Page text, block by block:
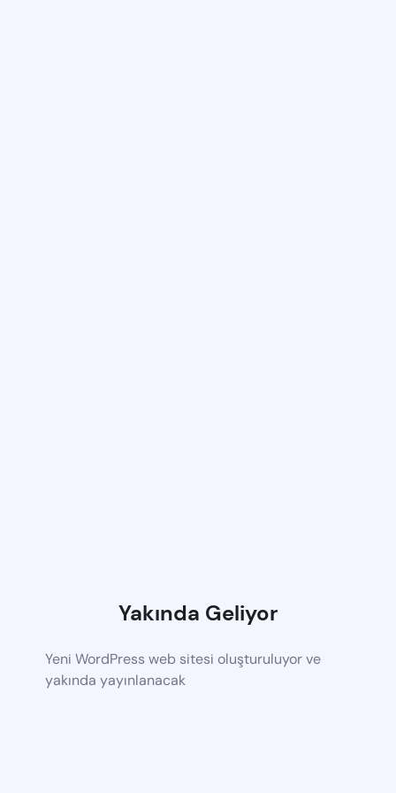
Yakında Geliyor
Yeni WordPress web sitesi oluşturuluyor ve
yakında yayınlanacak